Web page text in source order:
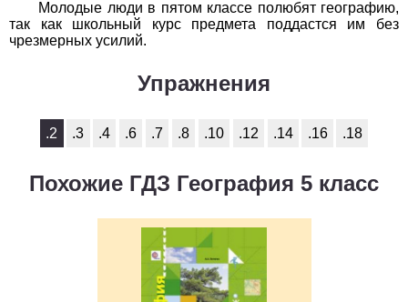
1
2 3 4 5 6 7 9 10
11
5
Молодые люди в пятом классе полюбят географию,
так как школьный курс предмета поддастся им без
чрезмерных усилий.
Упражнения
.2 .3 .4 .6 .7 .8 .10 .12 .14 .16 .18
Похожие ГДЗ География 5 класс